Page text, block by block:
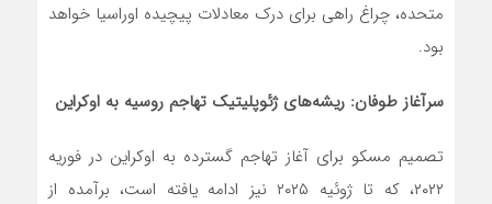
متحده، چراغ راهی برای درک معادلات پیچیده اوراسیا خواهد
بود.
سرآغاز طوفان: ریشه‌های ژئوپلیتیک تهاجم روسیه به اوکراین
تصمیم مسکو برای آغاز تهاجم گسترده به اوکراین در فوریه
۲۰۲۲، که تا ژوئیه ۲۰۲۵ نیز ادامه یافته است، برآمده از